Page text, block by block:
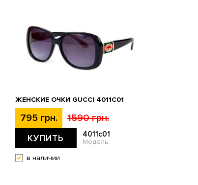
ЖЕНСКИЕ ОЧКИ GUCCI 4011С01
795 грн. 1590 грн.
КУПИТЬ 4011с01
Модель
в наличии